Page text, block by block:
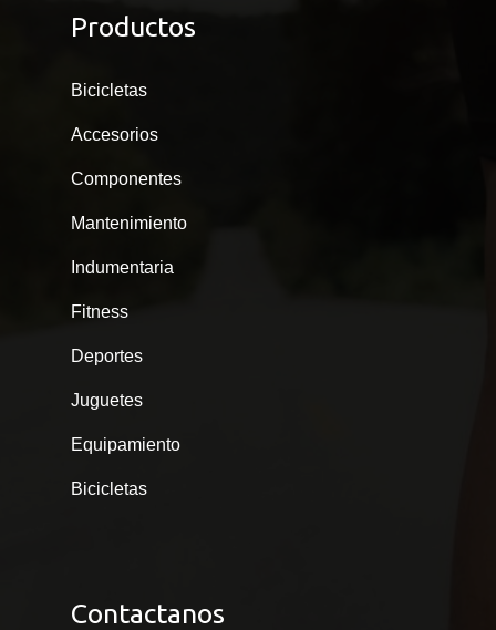
Productos
Bicicletas
Accesorios
Componentes
Mantenimiento
Indumentaria
Fitness
Deportes
Juguetes
Equipamiento
Bicicletas
Contactanos